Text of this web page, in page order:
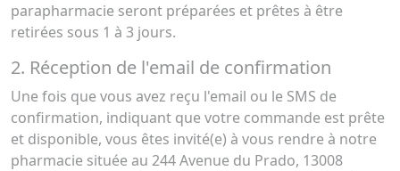
parapharmacie seront préparées et prêtes à être
retirées sous 1 à 3 jours.
2. Réception de l'email de confirmation
Une fois que vous avez reçu l'email ou le SMS de
confirmation, indiquant que votre commande est prête
et disponible, vous êtes invité(e) à vous rendre à notre
pharmacie située au 244 Avenue du Prado, 13008